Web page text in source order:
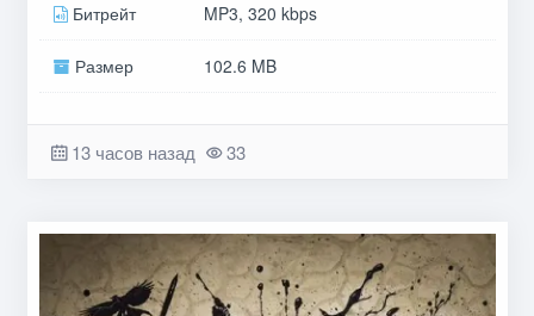
Битрейт MP3, 320 kbps
Размер 102.6 MB
13 часов назад 33